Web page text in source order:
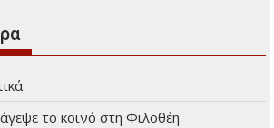
το κοινό στη Φιλοθέη